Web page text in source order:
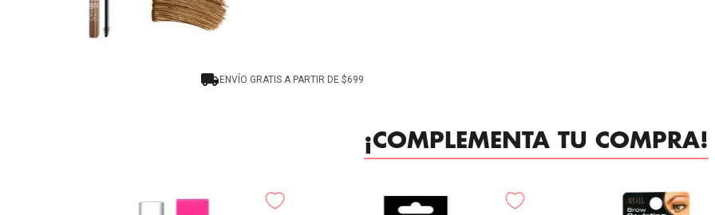
ENVÍO GRATIS A PARTIR DE $699
¡COMPLEMENTA TU COMPRA!